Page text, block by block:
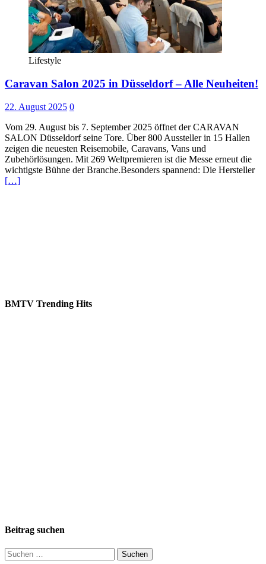
Lifestyle
Caravan Salon 2025 in Düsseldorf – Alle Neuheiten!
22. August 2025 0
Vom 29. August bis 7. September 2025 öffnet der CARAVAN
SALON Düsseldorf seine Tore. Über 800 Aussteller in 15 Hallen
zeigen die neuesten Reisemobile, Caravans, Vans und
Zubehörlösungen. Mit 269 Weltpremieren ist die Messe erneut die
wichtigste Bühne der Branche.Besonders spannend: Die Hersteller
[…]
BMTV Trending Hits
Beitrag suchen
Suchen